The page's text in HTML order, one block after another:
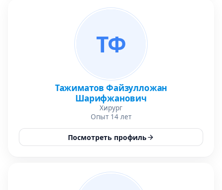
ТФ
Тажиматов Файзулложан
Шарифжанович
Хирург
Опыт 14 лет
Посмотреть профиль